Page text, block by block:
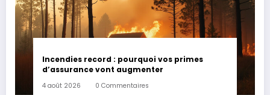
Incendies record : pourquoi vos primes
d’assurance vont augmenter
4 août 2026 0 Commentaires